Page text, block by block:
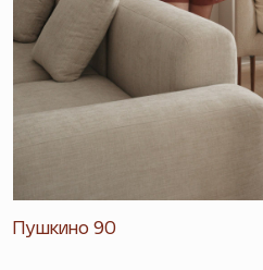
Пушкино 90